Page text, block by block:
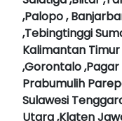
,Palopo ,
,Tebingtinggi
Kalimantan
,Gorontalo
Prabumulih
Sulawesi
Utara ,Klaten